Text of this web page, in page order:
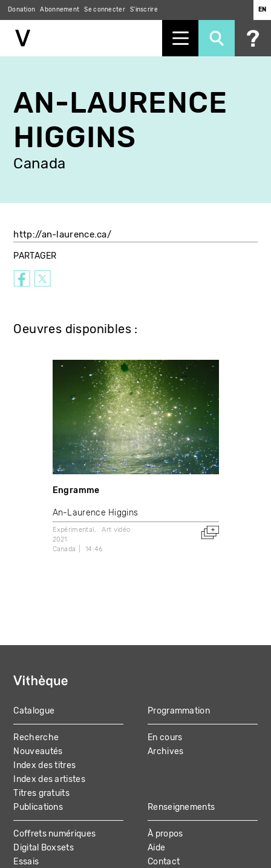
contenu
principal
Donation Abonnement Se connecter S'inscrire EN
AN-LAURENCE
HIGGINS
Canada
http://an-laurence.ca/
PARTAGER
Oeuvres disponibles :
Engramme
An-Laurence Higgins
Expérimental
Art vidéo
2021
Canada
14:46
MAIN
NAVIGATION
Catalogue
Recherche
Nouveautés
Index des titres
Index des artistes
Titres gratuits
Programmation
En cours
Archives
Publications
Coffrets numériques
Digital Boxsets
Essais
Renseignements
À propos
Aide
Contact